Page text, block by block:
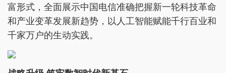
富形式，全面展示中国电信准确把握新一轮科技革命
和产业变革发展新趋势，以人工智能赋能千行百业和
千家万户的生动实践。